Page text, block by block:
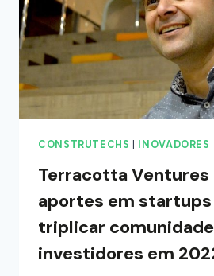
CONSTRUTECHS INOVADORES
Terracotta
aportes em startups
triplicar
investidores em